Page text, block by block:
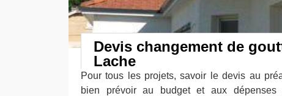
Devis changement de
Lache
Pour tous les projets, savoir le devis au
bien prévoir au budget et aux dépenses